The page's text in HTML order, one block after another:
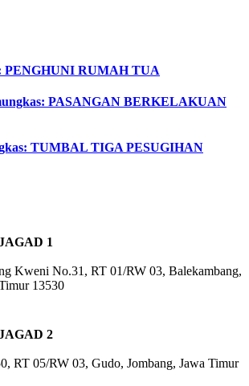
PENGHUNI RUMAH TUA
PASANGAN BERKELAKUAN
TUMBAL TIGA PESUGIHAN
1
Kweni No.31, RT 01/RW 03, Balekambang,
13530
2
RT 05/RW 03, Gudo, Jombang, Jawa Timur